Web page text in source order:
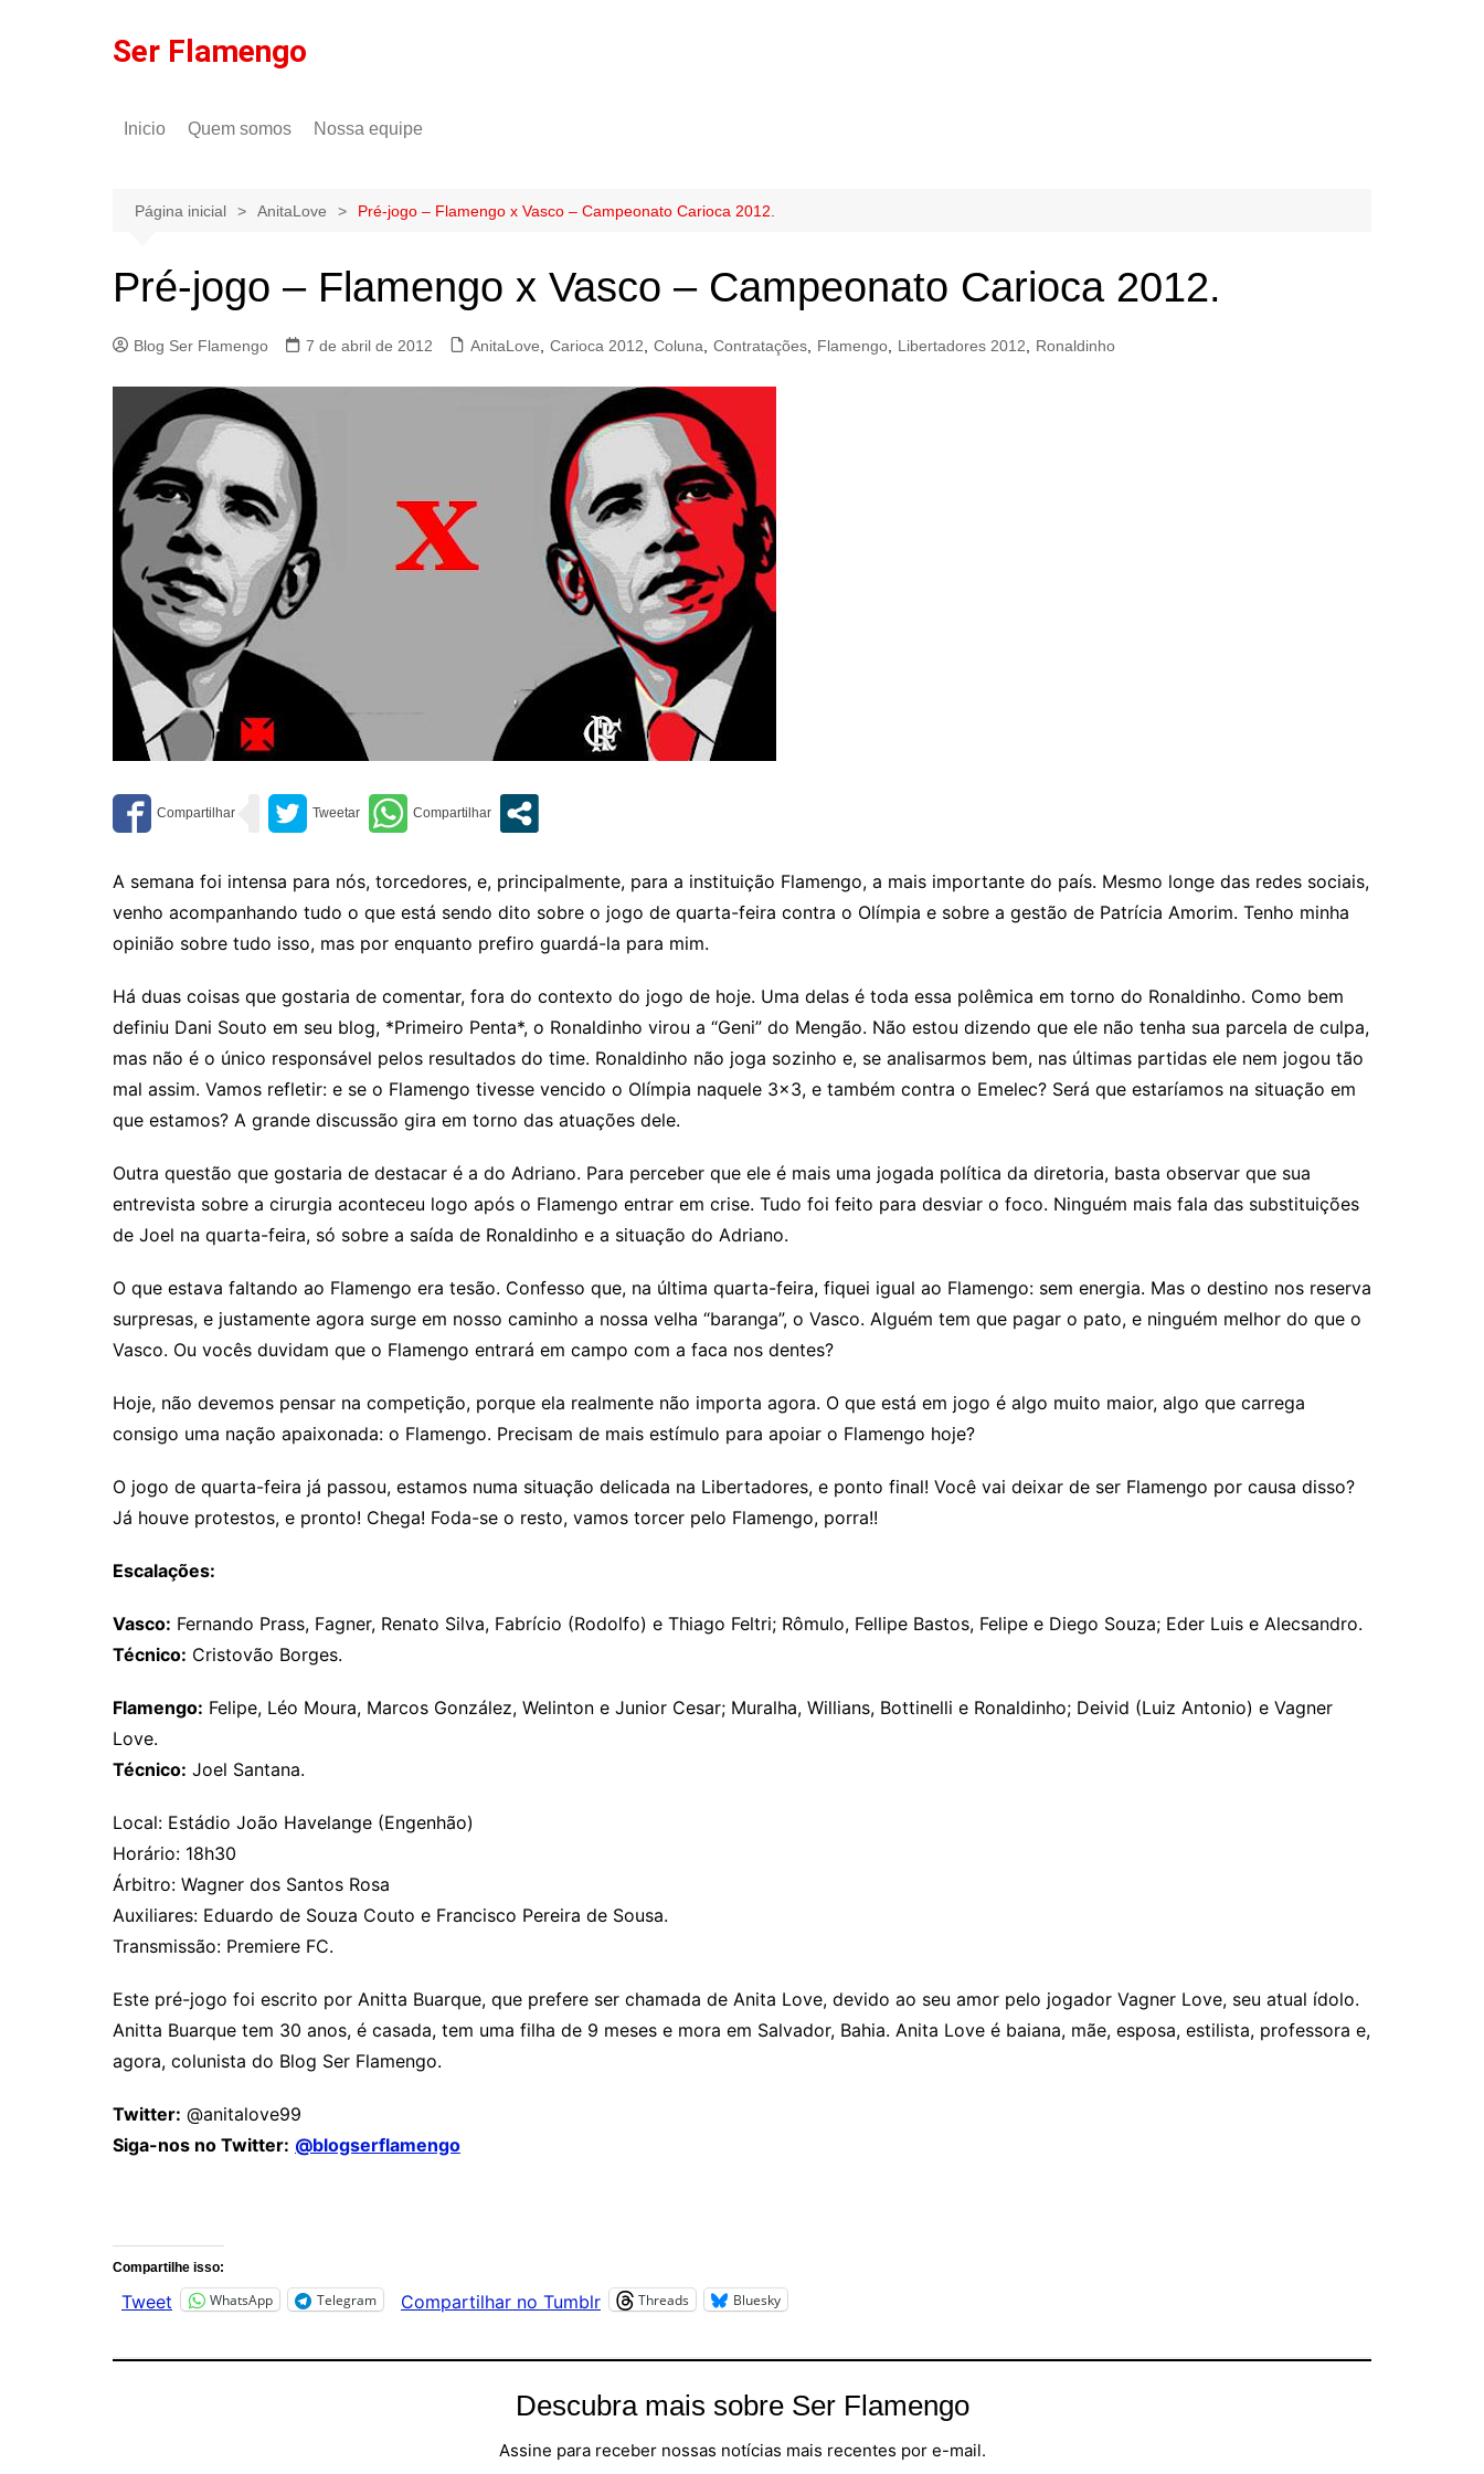
Ser Flamengo
Inicio Quem somos
Política de privacidade
Nossa equipe
Gilson Lima
Página inicial AnitaLove Pré-jogo – Flamengo x Vasco – Campeonato Carioca 2012.
Pré-jogo – Flamengo x Vasco – Campeonato Carioca 2012.
Blog Ser Flamengo 7 de abril de 2012 AnitaLove Carioca 2012 Coluna Contratações Flamengo Libertadores 2012 Ronaldinho
A semana foi intensa para nós, torcedores, e, principalmente, para a instituição Flamengo, a mais importante do país. Mesmo longe das redes sociais,
venho acompanhando tudo o que está sendo dito sobre o jogo de quarta-feira contra o Olímpia e sobre a gestão de Patrícia Amorim. Tenho minha
opinião sobre tudo isso, mas por enquanto prefiro guardá-la para mim.
Há duas coisas que gostaria de comentar, fora do contexto do jogo de hoje. Uma delas é toda essa polêmica em torno do Ronaldinho. Como bem
definiu Dani Souto em seu blog, *Primeiro Penta*, o Ronaldinho virou a “Geni” do Mengão. Não estou dizendo que ele não tenha sua parcela de culpa,
mas não é o único responsável pelos resultados do time. Ronaldinho não joga sozinho e, se analisarmos bem, nas últimas partidas ele nem jogou tão
mal assim. Vamos refletir: e se o Flamengo tivesse vencido o Olímpia naquele 3×3, e também contra o Emelec? Será que estaríamos na situação em
que estamos? A grande discussão gira em torno das atuações dele.
Outra questão que gostaria de destacar é a do Adriano. Para perceber que ele é mais uma jogada política da diretoria, basta observar que sua
entrevista sobre a cirurgia aconteceu logo após o Flamengo entrar em crise. Tudo foi feito para desviar o foco. Ninguém mais fala das substituições
de Joel na quarta-feira, só sobre a saída de Ronaldinho e a situação do Adriano.
O que estava faltando ao Flamengo era tesão. Confesso que, na última quarta-feira, fiquei igual ao Flamengo: sem energia. Mas o destino nos reserva
surpresas, e justamente agora surge em nosso caminho a nossa velha “baranga”, o Vasco. Alguém tem que pagar o pato, e ninguém melhor do que o
Vasco. Ou vocês duvidam que o Flamengo entrará em campo com a faca nos dentes?
Hoje, não devemos pensar na competição, porque ela realmente não importa agora. O que está em jogo é algo muito maior, algo que carrega
consigo uma nação apaixonada: o Flamengo. Precisam de mais estímulo para apoiar o Flamengo hoje?
O jogo de quarta-feira já passou, estamos numa situação delicada na Libertadores, e ponto final! Você vai deixar de ser Flamengo por causa disso?
Já houve protestos, e pronto! Chega! Foda-se o resto, vamos torcer pelo Flamengo, porra!!
Escalações:
Vasco: Fernando Prass, Fagner, Renato Silva, Fabrício (Rodolfo) e Thiago Feltri; Rômulo, Fellipe Bastos, Felipe e Diego Souza; Eder Luis e Alecsandro.
Técnico: Cristovão Borges.
Flamengo: Felipe, Léo Moura, Marcos González, Welinton e Junior Cesar; Muralha, Willians, Bottinelli e Ronaldinho; Deivid (Luiz Antonio) e Vagner
Love.
Técnico: Joel Santana.
Local: Estádio João Havelange (Engenhão)
Horário: 18h30
Árbitro: Wagner dos Santos Rosa
Auxiliares: Eduardo de Souza Couto e Francisco Pereira de Sousa.
Transmissão: Premiere FC.
Este pré-jogo foi escrito por Anitta Buarque, que prefere ser chamada de Anita Love, devido ao seu amor pelo jogador Vagner Love, seu atual ídolo.
Anitta Buarque tem 30 anos, é casada, tem uma filha de 9 meses e mora em Salvador, Bahia. Anita Love é baiana, mãe, esposa, estilista, professora e,
agora, colunista do Blog Ser Flamengo.
Twitter: @anitalove99
Siga-nos no Twitter: @blogserflamengo
Compartilhe isso:
Tweet WhatsApp Telegram Compartilhar no Tumblr Threads Bluesky
Descubra mais sobre Ser Flamengo
Assine para receber nossas notícias mais recentes por e-mail.